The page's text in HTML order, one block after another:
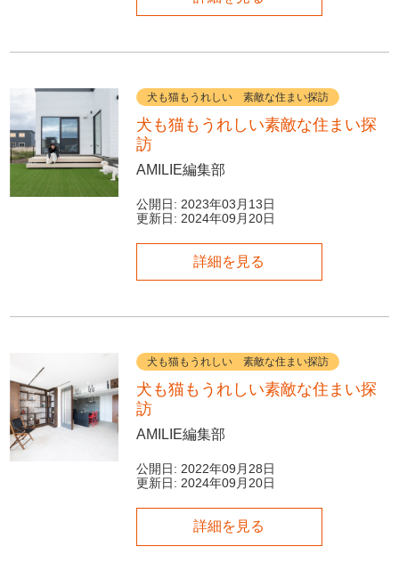
犬も猫もうれしい 素敵な住まい探訪
犬も猫もうれしい素敵な住まい探
訪
AMILIE編集部
公開日: 2023年03月13日
更新日: 2024年09月20日
詳細を見る
犬も猫もうれしい 素敵な住まい探訪
犬も猫もうれしい素敵な住まい探
訪
AMILIE編集部
公開日: 2022年09月28日
更新日: 2024年09月20日
詳細を見る